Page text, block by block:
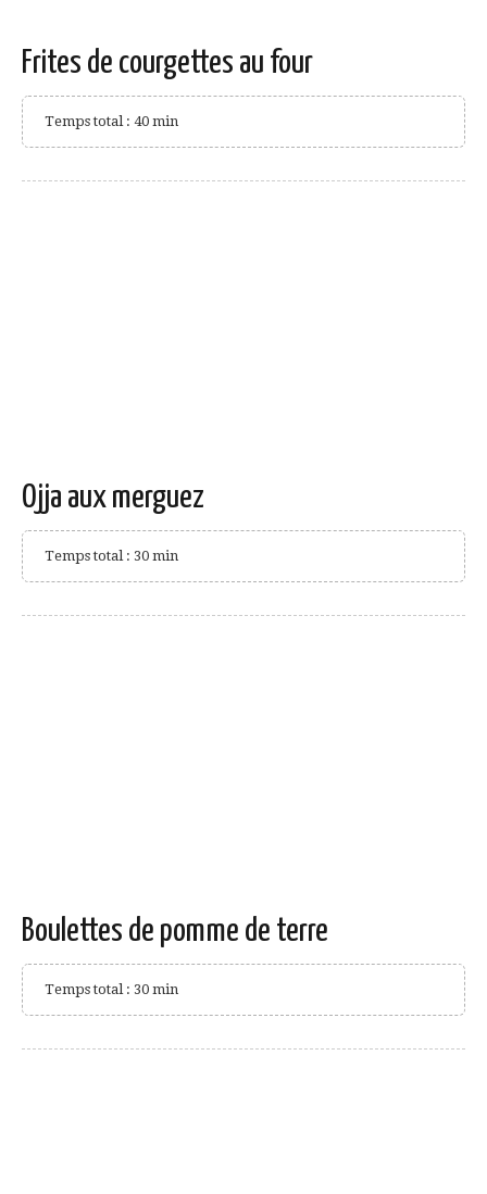
Frites de courgettes au four
Temps total : 40 min
Ojja aux merguez
Temps total : 30 min
Boulettes de pomme de terre
Temps total : 30 min